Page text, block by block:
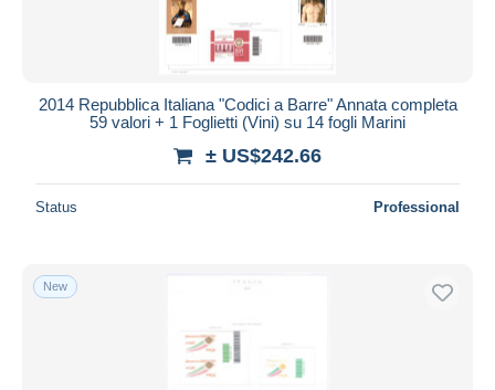
2014 Repubblica Italiana "Codici a Barre" Annata completa
59 valori + 1 Foglietti (Vini) su 14 fogli Marini
± US$242.66
Status Professional
New